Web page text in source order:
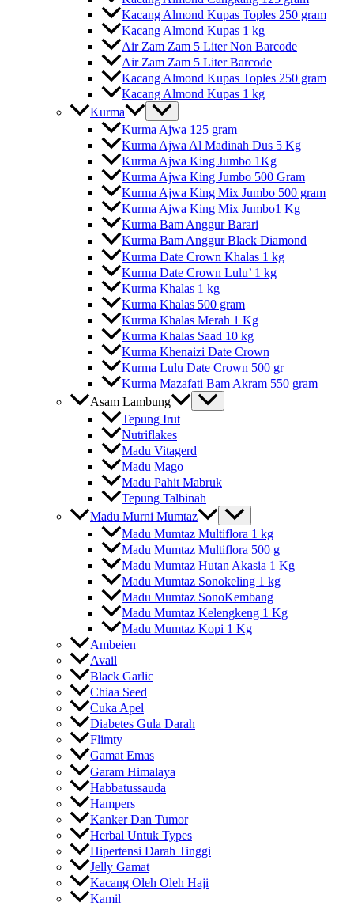
Kacang Almond Kupas Toples 250 gram
Kacang Almond Kupas 1 kg
Air Zam Zam 5 Liter Non Barcode
Air Zam Zam 5 Liter Barcode
Kacang Almond Kupas Toples 250 gram
Kacang Almond Kupas 1 kg
Kurma
Kurma Ajwa 125 gram
Kurma Ajwa Al Madinah Dus 5 Kg
Kurma Ajwa King Jumbo 1Kg
Kurma Ajwa King Jumbo 500 Gram
Kurma Ajwa King Mix Jumbo 500 gram
Kurma Ajwa King Mix Jumbo1 Kg
Kurma Bam Anggur Barari
Kurma Bam Anggur Black Diamond
Kurma Date Crown Khalas 1 kg
Kurma Date Crown Lulu’ 1 kg
Kurma Khalas 1 kg
Kurma Khalas 500 gram
Kurma Khalas Merah 1 Kg
Kurma Khalas Saad 10 kg
Kurma Khenaizi Date Crown
Kurma Lulu Date Crown 500 gr
Kurma Mazafati Bam Akram 550 gram
Asam Lambung
Tepung Irut
Nutriflakes
Madu Vitagerd
Madu Mago
Madu Pahit Mabruk
Tepung Talbinah
Madu Murni Mumtaz
Madu Mumtaz Multiflora 1 kg
Madu Mumtaz Multiflora 500 g
Madu Mumtaz Hutan Akasia 1 Kg
Madu Mumtaz Sonokeling 1 kg
Madu Mumtaz SonoKembang
Madu Mumtaz Kelengkeng 1 Kg
Madu Mumtaz Kopi 1 Kg
Ambeien
Avail
Black Garlic
Chiaa Seed
Cuka Apel
Diabetes Gula Darah
Flimty
Gamat Emas
Garam Himalaya
Habbatussauda
Hampers
Kanker Dan Tumor
Herbal Untuk Types
Hipertensi Darah Tinggi
Jelly Gamat
Kacang Oleh Oleh Haji
Kamil